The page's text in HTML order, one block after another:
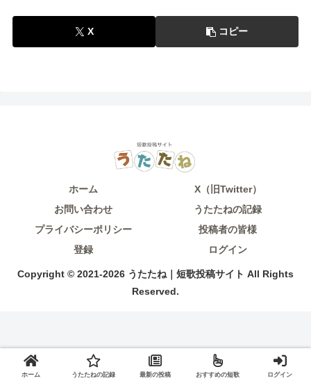
X コピー
ホーム
X（旧Twitter）
お問い合わせ
うたたねの記録
プライバシーポリシー
投稿者の皆様
登録
ログイン
Copyright © 2021-2026 うたたね｜短歌投稿サイト All Rights
Reserved.
ホーム うたたねの記録 最新の投稿 おすすめの短歌 ログイン